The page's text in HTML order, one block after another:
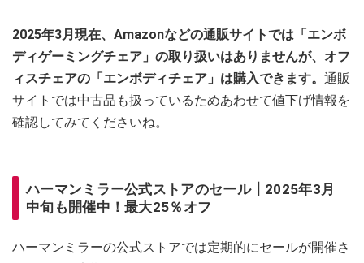
2025年3月現在、Amazonなどの通販サイトでは「エンボ
ディゲーミングチェア」の取り扱いはありませんが、オフ
ィスチェアの「エンボディチェア」は購入できます。 通販
サイトでは中古品も扱っているためあわせて値下げ情報を
確認してみてくださいね。
ハーマンミラー公式ストアのセール┃2025年3月
中旬も開催中！最大25％オフ
ハーマンミラーの公式ストアでは定期的にセールが開催さ